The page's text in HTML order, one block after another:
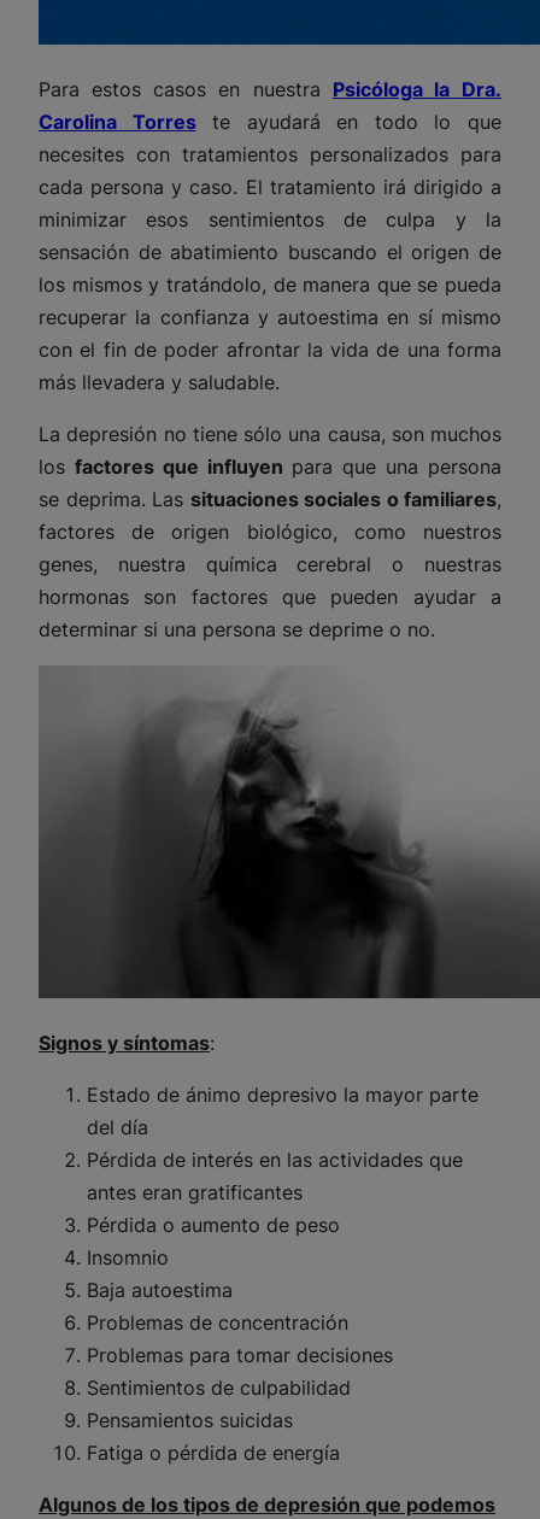
Para estos casos en nuestra Psicóloga la Dra.
Carolina Torreste ayudará en todo lo que
necesites con tratamientos personalizados para
cada persona y caso. El tratamiento irá dirigido a
minimizar esos sentimientos de culpa y la
sensación de abatimiento buscando el origen de
los mismos y tratándolo, de manera que se pueda
recuperar la confianza y autoestima en sí mismo
con el fin de poder afrontar la vida de una forma
más llevadera y saludable.
La depresión no tiene sólo una causa, son muchos
los factores que influyen para que una persona
se deprima. Las situaciones sociales o familiares,
factores de origen biológico, como nuestros
genes, nuestra química cerebral o nuestras
hormonas son factores que pueden ayudar a
determinar si una persona se deprime o no.
Signos y síntomas:
Estado de ánimo depresivo la mayor parte
del día
Pérdida de interés en las actividades que
antes eran gratificantes
Pérdida o aumento de peso
Insomnio
Baja autoestima
Problemas de concentración
Problemas para tomar decisiones
Sentimientos de culpabilidad
Pensamientos suicidas
Fatiga o pérdida de energía
Algunos de los tipos de depresión que podemos